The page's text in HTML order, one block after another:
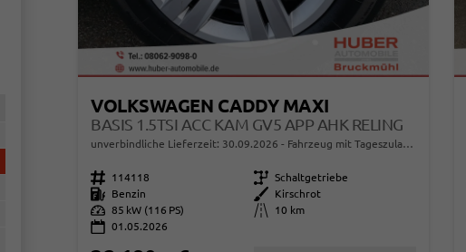
VOLKSWAGEN CADDY MAXI
BASIS 1.5TSI ACC KAM GV5 APP AHK RELING
unverbindliche Lieferzeit: 30.09.2026 Fahrzeug mit Tageszulassung
Fahrzeugnr. 114118 Getriebe Schaltgetriebe
Kraftstoff
Benzin Außenfarbe
Kirschrot
Leistung 85 kW (116 PS) Kilometerstand
10 km
01.05.2026